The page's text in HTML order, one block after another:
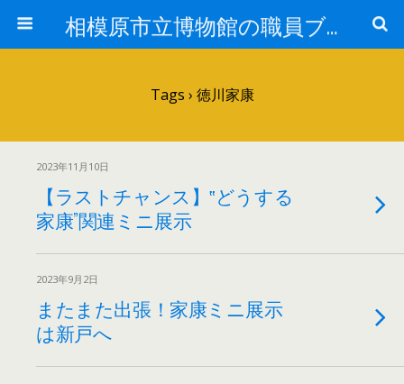
相模原市立博物館の職員ブログ
Tags › 徳川家康
2023年11月10日
【ラストチャンス】‟どうする
家康”関連ミニ展示
2023年9月2日
またまた出張！家康ミニ展示
は新戸へ